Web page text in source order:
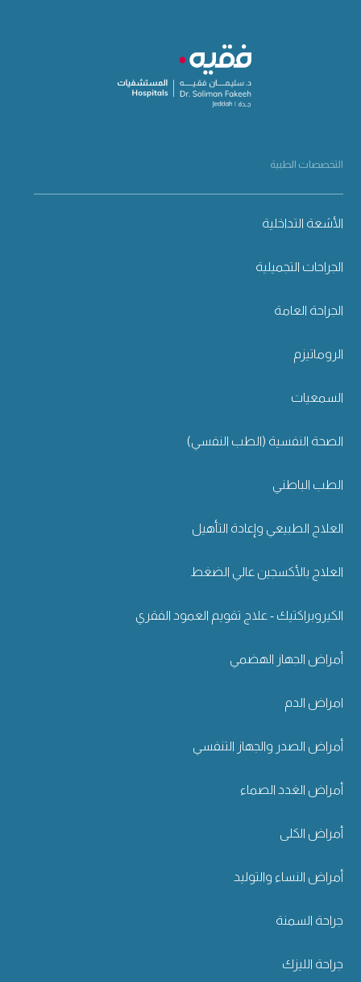
التخصصات الطبية
الأشعة التداخلية
الجراحات التجميلية
الجراحة العامة
الروماتيزم
السمعيات
الصحة النفسية (الطب النفسي)
الطب الباطني
العلاج الطبيعي وإعادة التأهيل
العلاج بالأكسجين عالي الضغط
الكيروبراكتيك - علاج تقويم العمود الفقري
أمراض الجهاز الهضمي
امراض الدم
أمراض الصدر والجهاز التنفسي
أمراض الغدد الصماء
أمراض الكلى
أمراض النساء والتوليد
جراحة السمنة
جراحة الليزك